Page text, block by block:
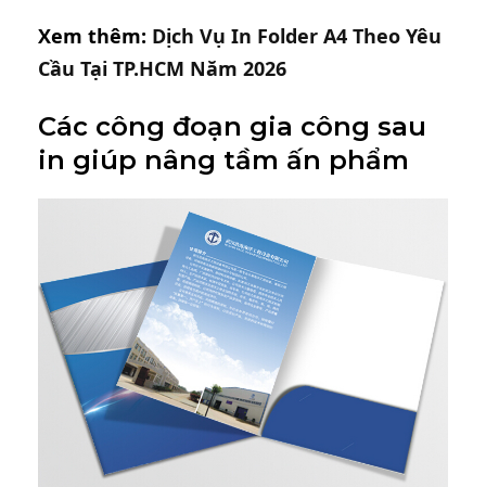
Xem thêm: Dịch Vụ In Folder A4 Theo Yêu
Cầu Tại TP.HCM Năm 2026
Các công đoạn gia công sau
in giúp nâng tầm ấn phẩm